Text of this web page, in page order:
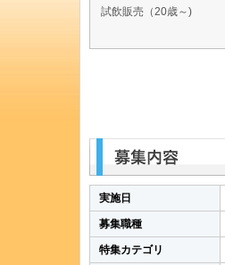
試飲販売（20歳～)
実施日
募集職種
特集カテゴリ